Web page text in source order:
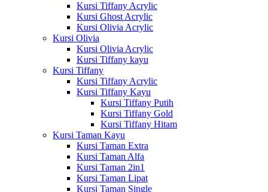
Kursi Tiffany Acrylic
Kursi Ghost Acrylic
Kursi Olivia Acrylic
Kursi Olivia
Kursi Olivia Acrylic
Kursi Tiffany kayu
Kursi Tiffany
Kursi Tiffany Acrylic
Kursi Tiffany Kayu
Kursi Tiffany Putih
Kursi Tiffany Gold
Kursi Tiffany Hitam
Kursi Taman Kayu
Kursi Taman Extra
Kursi Taman Alfa
Kursi Taman 2in1
Kursi Taman Lipat
Kursi Taman Single